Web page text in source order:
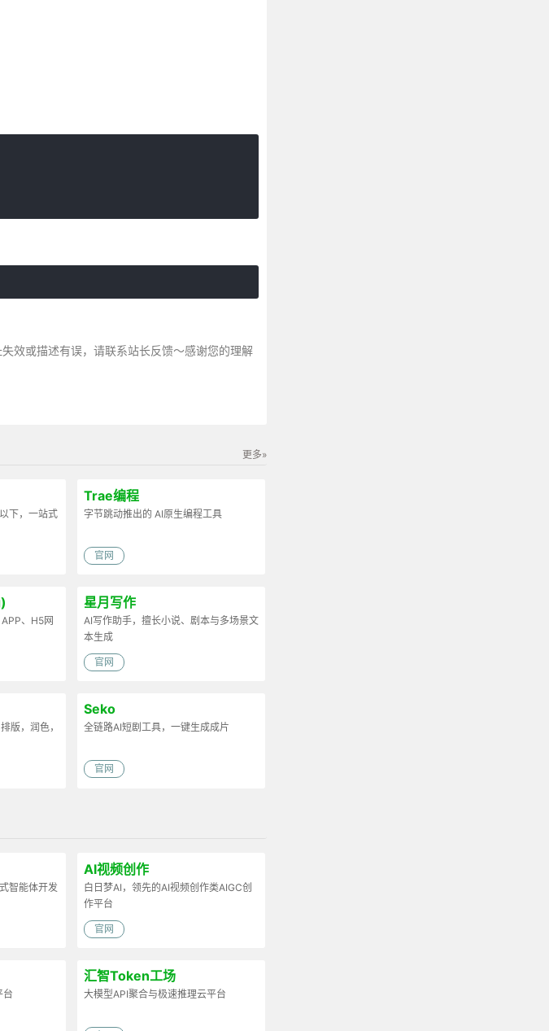
效或描述有误，请联系站长反馈～感谢您的理解
更多»
下，一站式
Trae编程
字节跳动推出的 AI原生编程工具
官网
、H5网
星月写作
AI写作助手，擅长小说、剧本与多场景文
本生成
官网
版，润色，
Seko
全链路AI短剧工具，一键生成成片
官网
智能体开发
AI视频创作
白日梦AI，领先的AI视频创作类AIGC创
作平台
官网
台
汇智Token工场
大模型API聚合与极速推理云平台